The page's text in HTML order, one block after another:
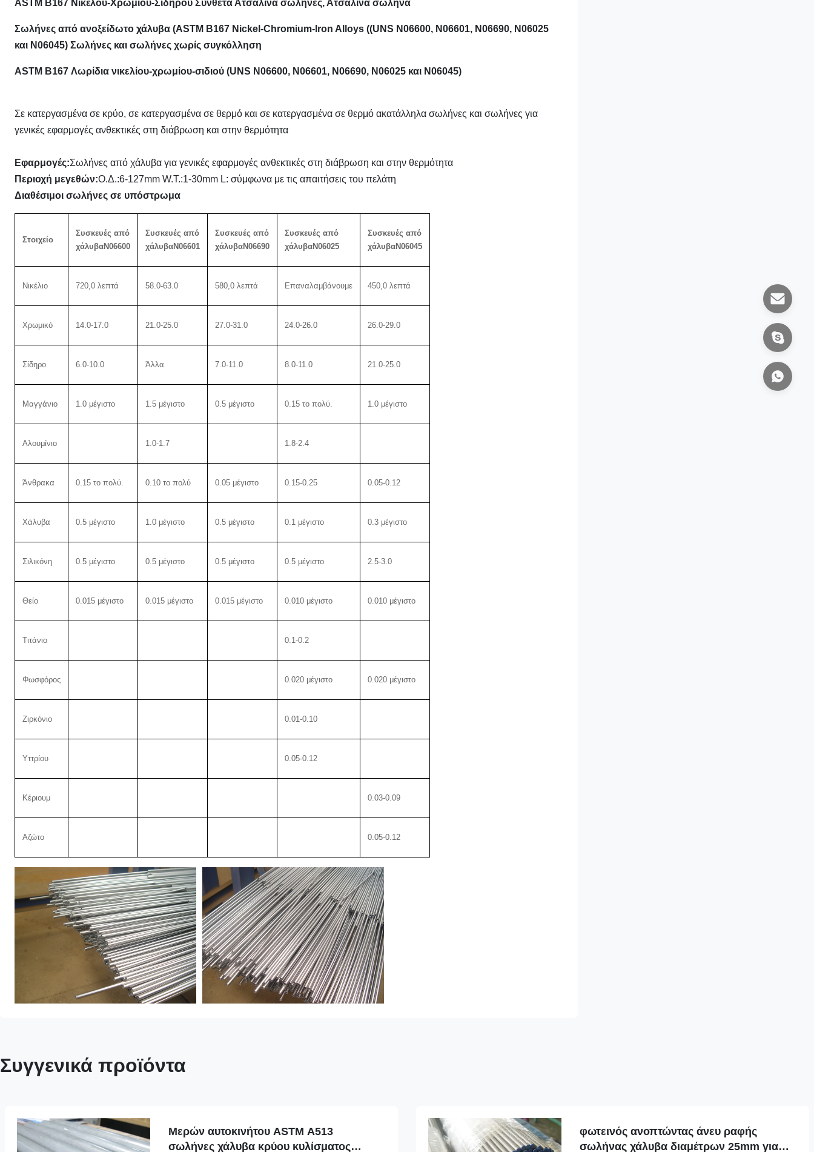
ASTM B167 Νικέλου-Χρωμίου-Σιδήρου Σύνθετα Ατσάλινα σωλήνες, Ατσάλινα σωλήνα
Σωλήνες από ανοξείδωτο χάλυβα (ASTM B167 Nickel-Chromium-Iron Alloys ((UNS N06600, N06601, N06690, N06025
και N06045) Σωλήνες και σωλήνες χωρίς συγκόλληση
ASTM B167 Λωρίδια νικελίου-χρωμίου-σιδιού (UNS N06600, N06601, N06690, N06025 και N06045)
Σε κατεργασμένα σε κρύο, σε κατεργασμένα σε θερμό και σε κατεργασμένα σε θερμό ακατάλληλα σωλήνες και σωλήνες για
γενικές εφαρμογές ανθεκτικές στη διάβρωση και στην θερμότητα
Εφαρμογές:Σωλήνες από χάλυβα για γενικές εφαρμογές ανθεκτικές στη διάβρωση και στην θερμότητα
Περιοχή μεγεθών:Ο.Δ.:6-127mm W.T.:1-30mm L: σύμφωνα με τις απαιτήσεις του πελάτη
Διαθέσιμοι σωλήνες σε υπόστρωμα
Στοιχείο
Συσκευές από
χάλυβαN06600
Συσκευές από
χάλυβαN06601
Συσκευές από
χάλυβαN06690
Συσκευές από
χάλυβαN06025
Συσκευές από
χάλυβαN06045
Νικέλιο 720,0 λεπτά 58.0-63.0 580,0 λεπτά Επαναλαμβάνουμε 450,0 λεπτά
Χρωμικό 14.0-17.0 21.0-25.0 27.0-31.0 24.0-26.0 26.0-29.0
Σίδηρο 6.0-10.0 Άλλα 7.0-11.0 8.0-11.0 21.0-25.0
Μαγγάνιο 1.0 μέγιστο 1.5 μέγιστο 0.5 μέγιστο 0.15 το πολύ. 1.0 μέγιστο
Αλουμίνιο 1.0-1.7 1.8-2.4
Άνθρακα 0.15 το πολύ. 0.10 το πολύ 0.05 μέγιστο 0.15-0.25 0.05-0.12
Χάλυβα 0.5 μέγιστο 1.0 μέγιστο 0.5 μέγιστο 0.1 μέγιστο 0.3 μέγιστο
Σιλικόνη 0.5 μέγιστο 0.5 μέγιστο 0.5 μέγιστο 0.5 μέγιστο 2.5-3.0
Θείο 0.015 μέγιστο 0.015 μέγιστο 0.015 μέγιστο 0.010 μέγιστο 0.010 μέγιστο
Τιτάνιο 0.1-0.2
Φωσφόρος 0.020 μέγιστο 0.020 μέγιστο
Ζιρκόνιο 0.01-0.10
Υττρίου 0.05-0.12
Κέριουμ 0.03-0.09
Αζώτο 0.05-0.12
Συγγενικά προϊόντα
Μερών αυτοκινήτου ASTM A513
σωλήνες χάλυβα κρύου κυλίσματος
φωτεινός ανοπτώντας άνευ ραφής
σωλήνας χάλυβα διαμέτρων 25mm για